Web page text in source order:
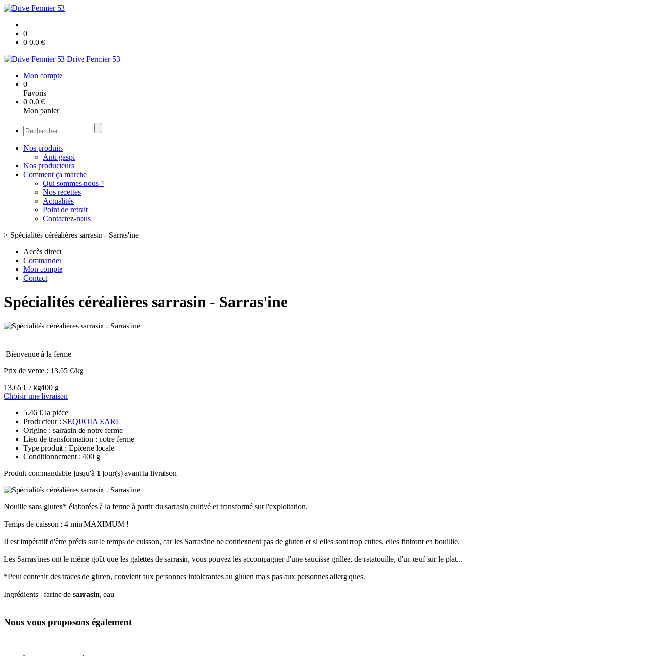
0
0 0.0 €
Drive Fermier 53
Mon compte
0
Favoris
0 0.0 €
Mon panier
Nos produits
Anti gaspi
Nos producteurs
Comment ça marche
Qui sommes-nous ?
Nos recettes
Actualités
Point de retrait
Contactez-nous
> Spécialités céréalières sarrasin - Sarras'ine
Accès direct
Commander
Mon compte
Contact
Spécialités céréalières sarrasin - Sarras'ine
Bienvenue à la ferme
Prix de vente : 13.65 €/kg
13.65 € / kg400 g
Choisir une livraison
5.46 € la pièce
Producteur : SEQUOIA EARL
Origine : sarrasin de notre ferme
Lieu de transformation : notre ferme
Type produit : Epicerie locale
Conditionnement : 400 g
Produit commandable jusqu'à 1 jour(s) avant la livraison
Nouille sans gluten* élaborées à la ferme à partir du sarrasin cultivé et transformé sur l'exploitation.
Temps de cuisson : 4 min MAXIMUM !
Il est impératif d'être précis sur le temps de cuisson, car les Sarras'ine ne contiennent pas de gluten et si elles sont trop cuites, elles finiront en bouillie.
Les Sarras'ines ont le même goût que les galettes de sarrasin, vous pouvez les accompagner d'une saucisse grillée, de ratatouille, d'un œuf sur le plat...
*Peut contenir des traces de gluten, convient aux personnes intolérantes au gluten mais pas aux personnes allergiques.
Ingrédients : farine de sarrasin, eau
Nous vous proposons également